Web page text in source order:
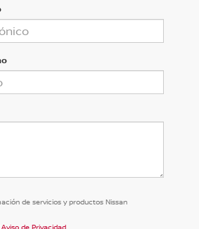
de servicios y productos Nissan
Aviso de Privacidad